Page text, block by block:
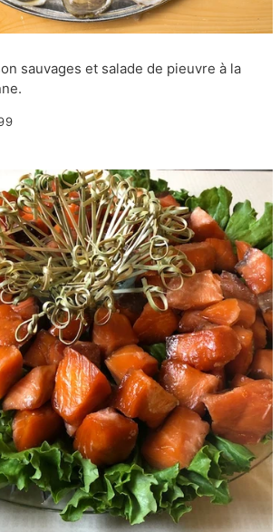
sauvages et salade de pieuvre à la